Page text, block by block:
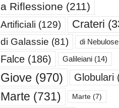
a Riflessione (211)
Artificiali (129) Crateri
di Galassie (81) di Nebulose
Falce(186) Galileiani(14)
Giove(970) Globulari
Marte (731) Marte(7)